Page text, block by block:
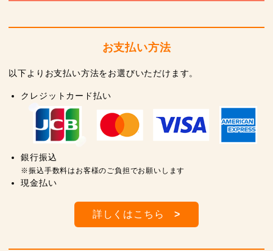
お支払い方法
以下よりお支払い方法をお選びいただけます。
クレジットカード払い
銀行振込
※振込手数料はお客様のご負担でお願いします
現金払い
詳しくはこちら>